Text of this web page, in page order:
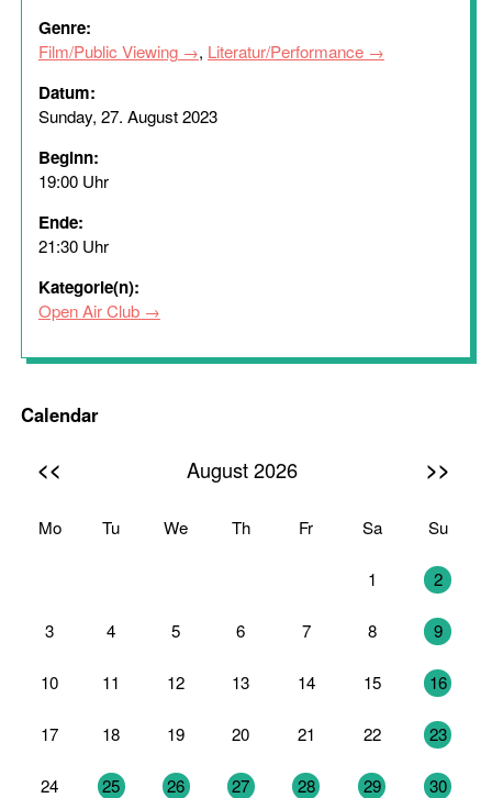
Genre:
Film/Public Viewing , Literatur/Performance
Datum:
Sunday, 27. August 2023
Beginn:
19:00 Uhr
Ende:
21:30 Uhr
Kategorie(n):
Open Air Club
Calendar
<< August 2026 >>
Mo Tu We Th Fr Sa Su
1 2
3 4 5 6 7 8 9
10 11 12 13 14 15 16
17 18 19 20 21 22 23
24 25 26 27 28 29 30